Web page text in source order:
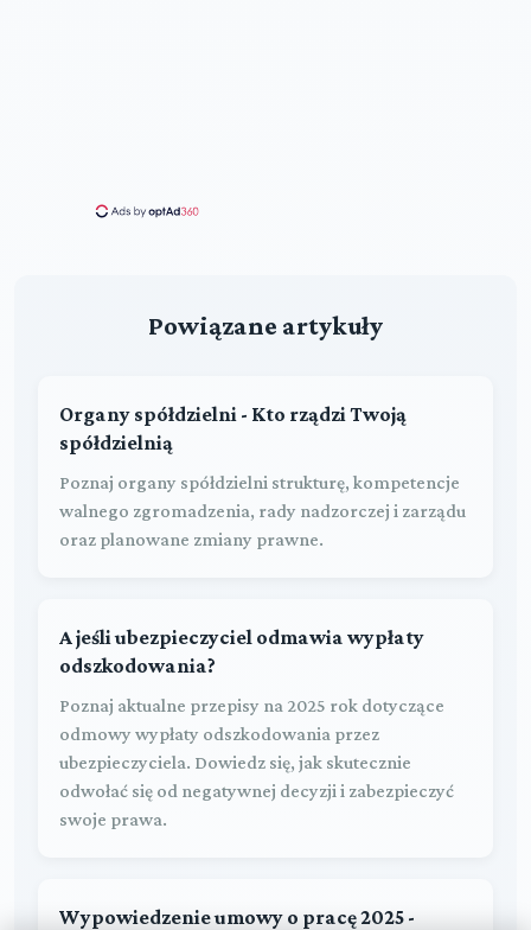
Powiązane artykuły
Organy spółdzielni - Kto rządzi Twoją
spółdzielnią
Poznaj organy spółdzielni strukturę, kompetencje
walnego zgromadzenia, rady nadzorczej i zarządu
oraz planowane zmiany prawne.
A jeśli ubezpieczyciel odmawia wypłaty
odszkodowania?
Poznaj aktualne przepisy na 2025 rok dotyczące
odmowy wypłaty odszkodowania przez
ubezpieczyciela. Dowiedz się, jak skutecznie
odwołać się od negatywnej decyzji i zabezpieczyć
swoje prawa.
Wypowiedzenie umowy o pracę 2025 -